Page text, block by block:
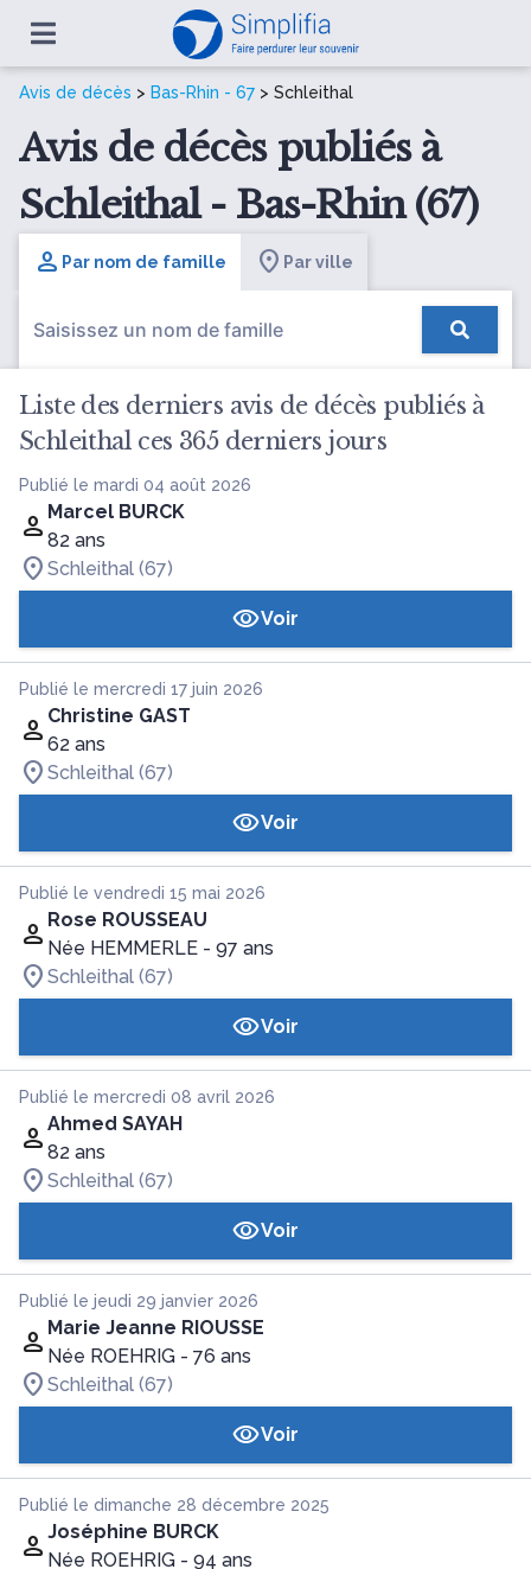
Avis de décès > Bas-Rhin - 67 > Schleithal
Avis de décès publiés à
Schleithal - Bas-Rhin (67)
Par nom de famille Par ville
Liste des derniers avis de décès publiés à
Schleithal ces 365 derniers jours
Publié le mardi 04 août 2026
Marcel BURCK
82 ans
Schleithal (67)
Voir
Publié le mercredi 17 juin 2026
Christine GAST
62 ans
Schleithal (67)
Voir
Publié le vendredi 15 mai 2026
Rose ROUSSEAU
Née HEMMERLE - 97 ans
Schleithal (67)
Voir
Publié le mercredi 08 avril 2026
Ahmed SAYAH
82 ans
Schleithal (67)
Voir
Publié le jeudi 29 janvier 2026
Marie Jeanne RIOUSSE
Née ROEHRIG - 76 ans
Schleithal (67)
Voir
Publié le dimanche 28 décembre 2025
Joséphine BURCK
Née ROEHRIG - 94 ans